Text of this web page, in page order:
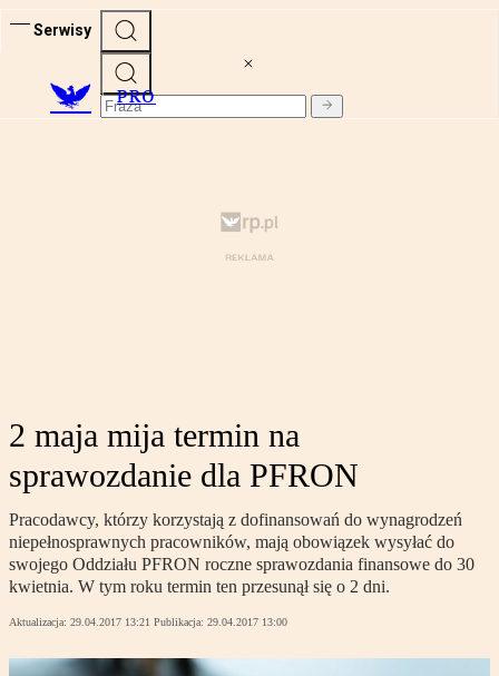
Serwisy
PRO
2 maja mija termin na
sprawozdanie dla PFRON
Pracodawcy, którzy korzystają z dofinansowań do wynagrodzeń
niepełnosprawnych pracowników, mają obowiązek wysyłać do
swojego Oddziału PFRON roczne sprawozdania finansowe do 30
kwietnia. W tym roku termin ten przesunął się o 2 dni.
Aktualizacja: 29.04.2017 13:21 Publikacja: 29.04.2017 13:00